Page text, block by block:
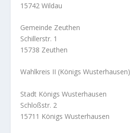
15742 Wildau
Gemeinde Zeuthen
Schillerstr. 1
15738 Zeuthen
Wahlkreis II (Königs Wusterhausen)
Stadt Königs Wusterhausen
Schloßstr. 2
15711 Königs Wusterhausen